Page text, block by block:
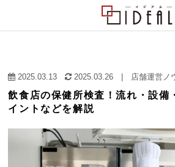
2025.03.13 2025.03.26 店舗運営ノ
飲食店の保健所検査！流れ・設備
イントなどを解説